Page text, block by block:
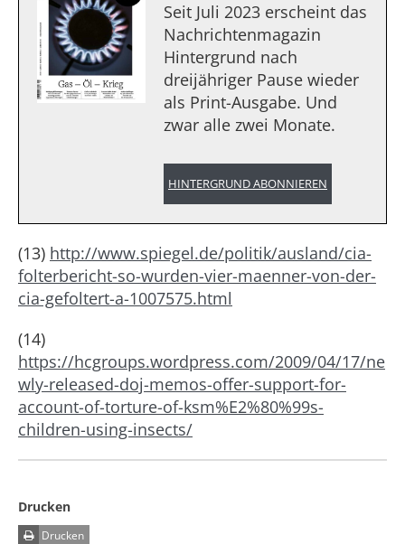
Seit Juli 2023 erscheint das
Nachrichtenmagazin
Hintergrund nach
dreijähriger Pause wieder
als Print-Ausgabe. Und
zwar alle zwei Monate.
HINTERGRUND ABONNIEREN
(13) http://www.spiegel.de/politik/ausland/cia-
folterbericht-so-wurden-vier-maenner-von-der-
cia-gefoltert-a-1007575.html
(14)
https://hcgroups.wordpress.com/2009/04/17/ne
wly-released-doj-memos-offer-support-for-
account-of-torture-of-ksm%E2%80%99s-
children-using-insects/
Drucken
Drucken